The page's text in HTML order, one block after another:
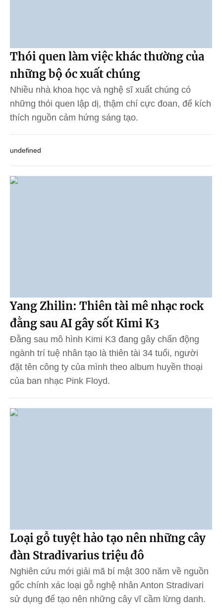
Thói quen làm việc khác thường của
những bộ óc xuất chúng
Nhiều nhà khoa học và nghệ sĩ xuất chúng có
những thói quen lập dị, thậm chí cực đoan, để kích
thích nguồn cảm hứng sáng tạo.
undefined
Yang Zhilin: Thiên tài mê nhạc rock
đằng sau AI gây sốt Kimi K3
Đằng sau mô hình Kimi K3 đang gây chấn động
ngành trí tuệ nhân tạo là thiên tài 34 tuổi, người
đặt tên công ty của mình theo album huyền thoại
của ban nhạc Pink Floyd.
Loại gỗ tuyệt hảo tạo nên những cây
đàn Stradivarius triệu đô
Nghiên cứu mới giải mã bí mật 300 năm về nguồn
gốc chính xác loại gỗ nghệ nhân Anton Stradivari
sử dụng để tạo nên những cây vĩ cầm lừng danh.